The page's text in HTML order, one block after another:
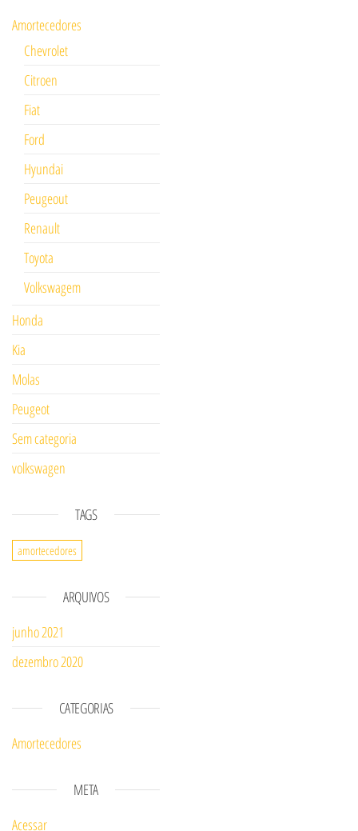
Amortecedores
Chevrolet
Citroen
Fiat
Ford
Hyundai
Peugeout
Renault
Toyota
Volkswagem
Honda
Kia
Molas
Peugeot
Sem categoria
volkswagen
TAGS
amortecedores
ARQUIVOS
junho 2021
dezembro 2020
CATEGORIAS
Amortecedores
META
Acessar